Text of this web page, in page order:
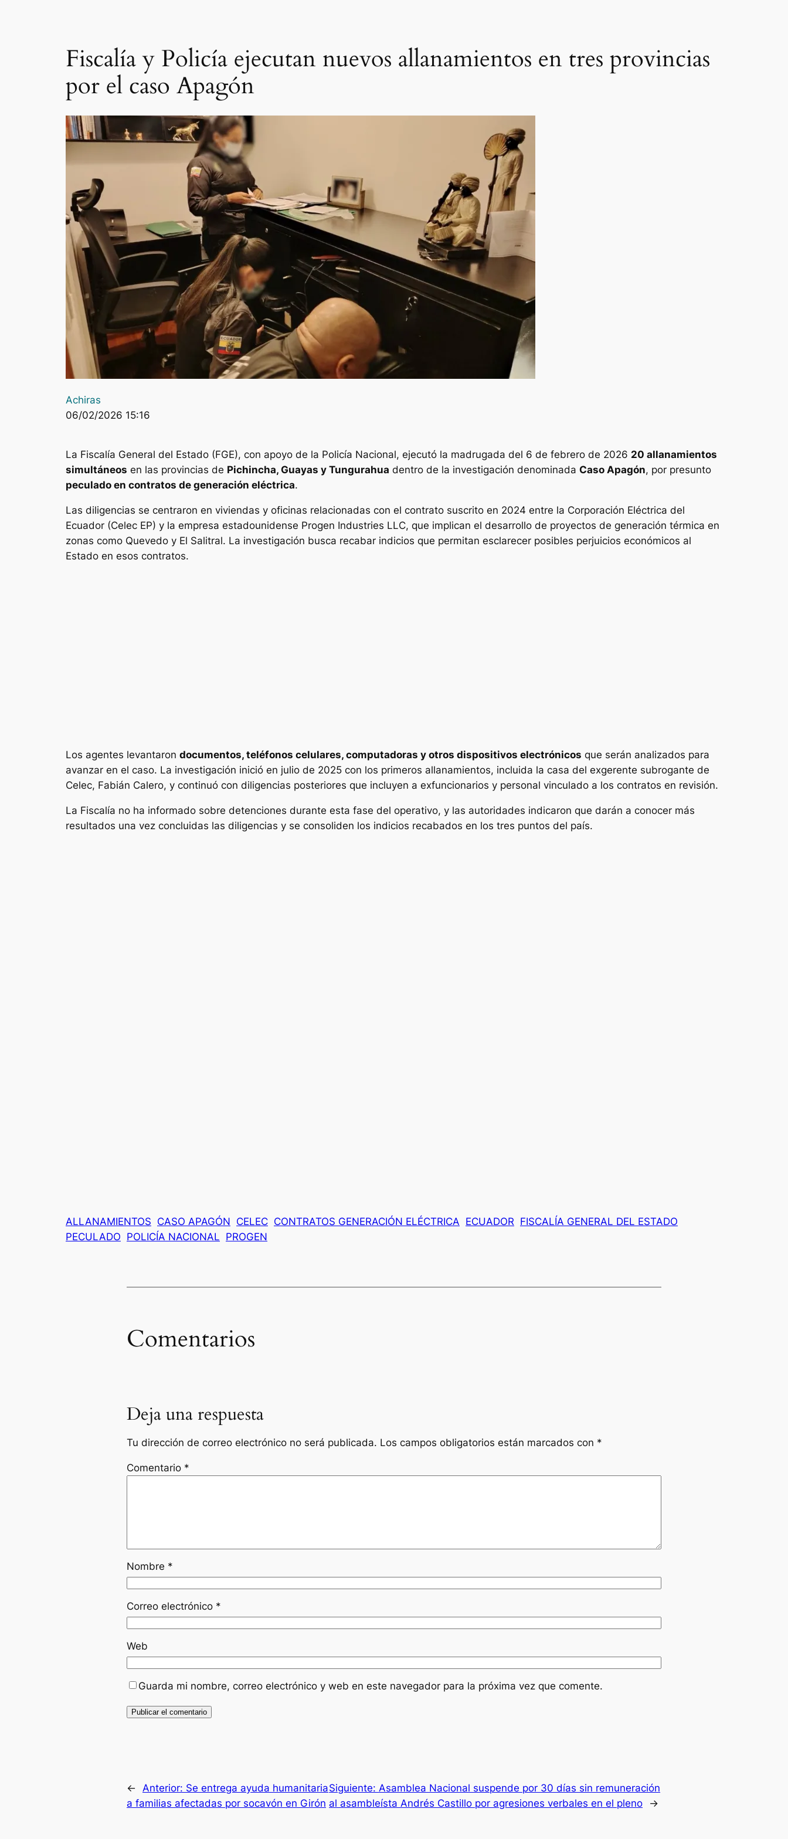
Fiscalía y Policía ejecutan nuevos allanamientos en tres provincias
por el caso Apagón
Achiras
06/02/2026 15:16
La Fiscalía General del Estado (FGE), con apoyo de la Policía Nacional, ejecutó la madrugada del 6 de febrero de 2026 20 allanamientos
simultáneos en las provincias de Pichincha, Guayas y Tungurahua dentro de la investigación denominada Caso Apagón, por presunto
peculado en contratos de generación eléctrica.
Las diligencias se centraron en viviendas y oficinas relacionadas con el contrato suscrito en 2024 entre la Corporación Eléctrica del
Ecuador (Celec EP) y la empresa estadounidense Progen Industries LLC, que implican el desarrollo de proyectos de generación térmica en
zonas como Quevedo y El Salitral. La investigación busca recabar indicios que permitan esclarecer posibles perjuicios económicos al
Estado en esos contratos.
Los agentes levantaron documentos, teléfonos celulares, computadoras y otros dispositivos electrónicos que serán analizados para
avanzar en el caso. La investigación inició en julio de 2025 con los primeros allanamientos, incluida la casa del exgerente subrogante de
Celec, Fabián Calero, y continuó con diligencias posteriores que incluyen a exfuncionarios y personal vinculado a los contratos en revisión.
La Fiscalía no ha informado sobre detenciones durante esta fase del operativo, y las autoridades indicaron que darán a conocer más
resultados una vez concluidas las diligencias y se consoliden los indicios recabados en los tres puntos del país.
ALLANAMIENTOS CASO APAGÓN CELEC CONTRATOS GENERACIÓN ELÉCTRICA ECUADOR FISCALÍA GENERAL DEL ESTADO
PECULADO POLICÍA NACIONAL PROGEN
Comentarios
Deja una respuesta
Tu dirección de correo electrónico no será publicada. Los campos obligatorios están marcados con *
Comentario *
Nombre *
Correo electrónico *
Web
Guarda mi nombre, correo electrónico y web en este navegador para la próxima vez que comente.
← Anterior: Se entrega ayuda humanitaria
a familias afectadas por socavón en Girón
Siguiente: Asamblea Nacional suspende por 30 días sin remuneración
al asambleísta Andrés Castillo por agresiones verbales en el pleno
→